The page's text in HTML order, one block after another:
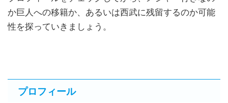
か巨人への移籍か、あるいは西武に残留するのか可能
性を探っていきましょう。
プロフィール